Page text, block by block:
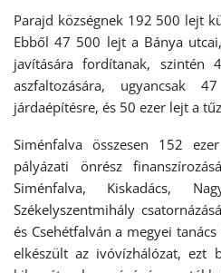
Parajd községnek 192 500 lejt
Ebből 47 500 lejt a Bánya
javítására fordítanak,
aszfaltozására, ugyancsak
járdaépítésre, és 50 ezer lejt a
Siménfalva összesen 152
pályázati önrész
Siménfalva, Kiskadács,
Székelyszentmihály
és Csehétfalván a megyei
elkészült az ivóvízhálózat, ezt